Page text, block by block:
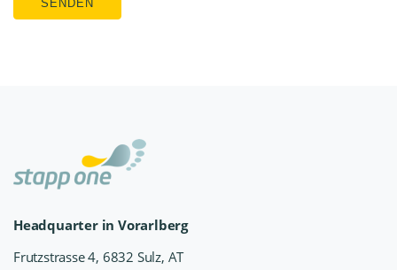
SENDEN
Headquarter in Vorarlberg
Frutzstrasse 4, 6832 Sulz, AT